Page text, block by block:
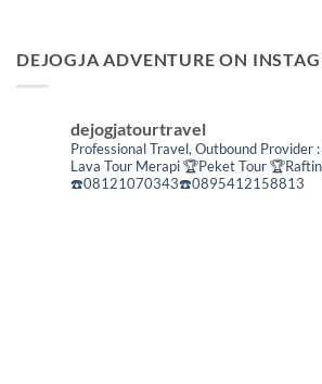
DEJOGJA ADVENTURE ON
dejogjatourtravel
Professional Travel, Outbound Provider :
Lava Tour Merapi🏆Peket Tour
☎️08121070343☎️0895412158813